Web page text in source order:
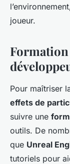
joueur.
Pour maîtriser
effets de
suivre une
outils. De
que Unreal
tutoriels pour